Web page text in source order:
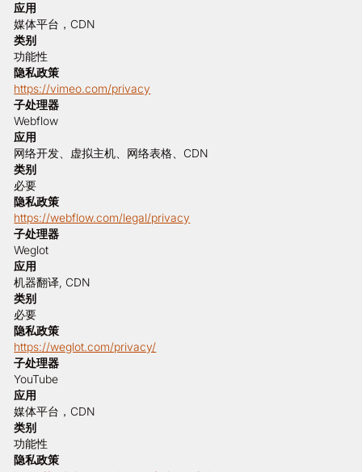
应用
媒体平台，CDN
类别
功能性
隐私政策
https://vimeo.com/privacy
子处理器
Webflow
应用
网络开发、虚拟主机、网络表格、CDN
类别
必要
隐私政策
https://webflow.com/legal/privacy
子处理器
Weglot
应用
机器翻译, CDN
类别
必要
隐私政策
https://weglot.com/privacy/
子处理器
YouTube
应用
媒体平台，CDN
类别
功能性
隐私政策